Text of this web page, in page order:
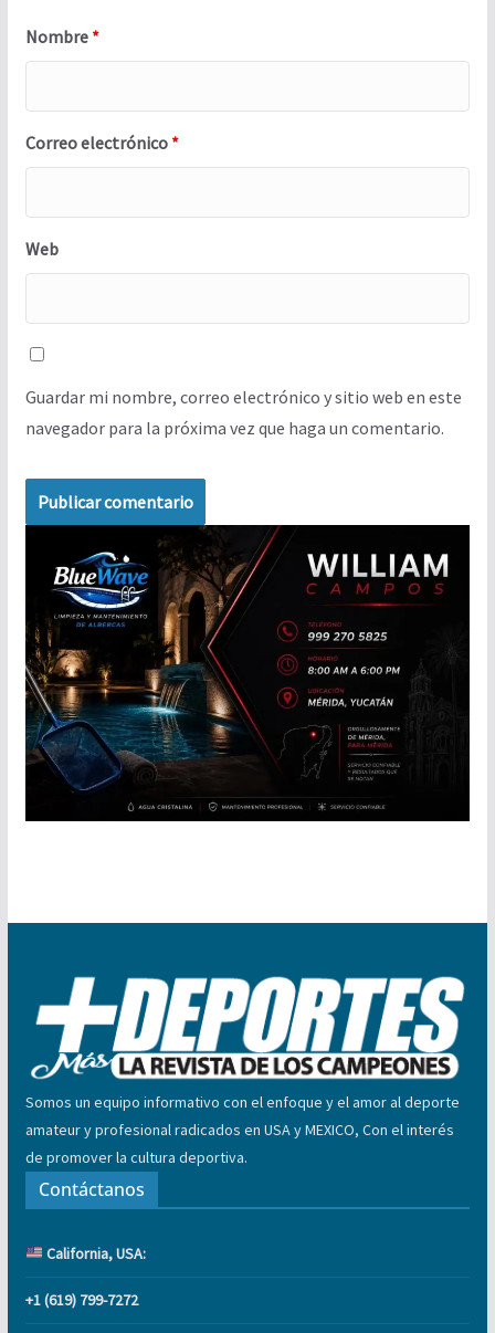
Nombre *
Correo electrónico *
Web
Guardar mi nombre, correo electrónico y sitio web en este
navegador para la próxima vez que haga un comentario.
Somos un equipo informativo con el enfoque y el amor al deporte
amateur y profesional radicados en USA y MEXICO, Con el interés
de promover la cultura deportiva.
Contáctanos
California, USA:
+1 (619) 799-7272